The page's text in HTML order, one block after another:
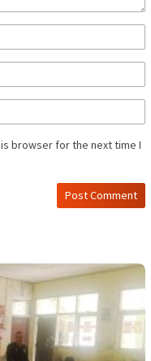
browser for the next time I